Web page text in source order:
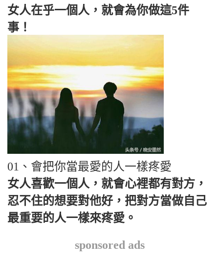
女人在乎一個人，就會為你做這5件
事！
01、會把你當最愛的人一樣疼愛
女人喜歡一個人，就會心裡都有對方，
忍不住的想要對他好，把對方當做自己
最重要的人一樣來疼愛。
sponsored ads